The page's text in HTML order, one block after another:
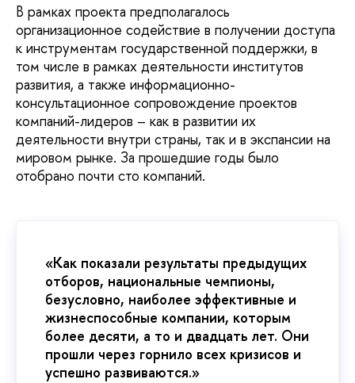
В рамках проекта предполагалось
организационное содействие в получении доступа
к инструментам государственной поддержки, в
том числе в рамках деятельности институтов
развития, а также информационно-
консультационное сопровождение проектов
компаний-лидеров – как в развитии их
деятельности внутри страны, так и в экспансии на
мировом рынке. За прошедшие годы было
отобрано почти сто компаний.
«Как показали результаты предыдущих
отборов, национальные чемпионы,
безусловно, наиболее эффективные и
жизнеспособные компании, которым
более десяти, а то и двадцать лет. Они
прошли через горнило всех кризисов и
успешно развиваются.»